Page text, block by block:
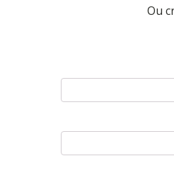
Ou